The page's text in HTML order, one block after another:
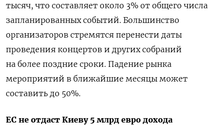
тысяч, что составляет около 3% от общего числа
запланированных событий. Большинство
организаторов стремятся перенести даты
проведения концертов и других собраний
на более поздние сроки. Падение рынка
мероприятий в ближайшие месяцы может
составить до 50%.
ЕС не отдаст Киеву 5 млрд евро дохода